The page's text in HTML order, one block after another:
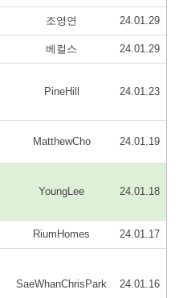
조영연 24.01.29
베컬스 24.01.29
PineHill 24.01.23
MatthewCho 24.01.19
YoungLee 24.01.18
RiumHomes 24.01.17
SaeWhanChrisPark 24.01.16